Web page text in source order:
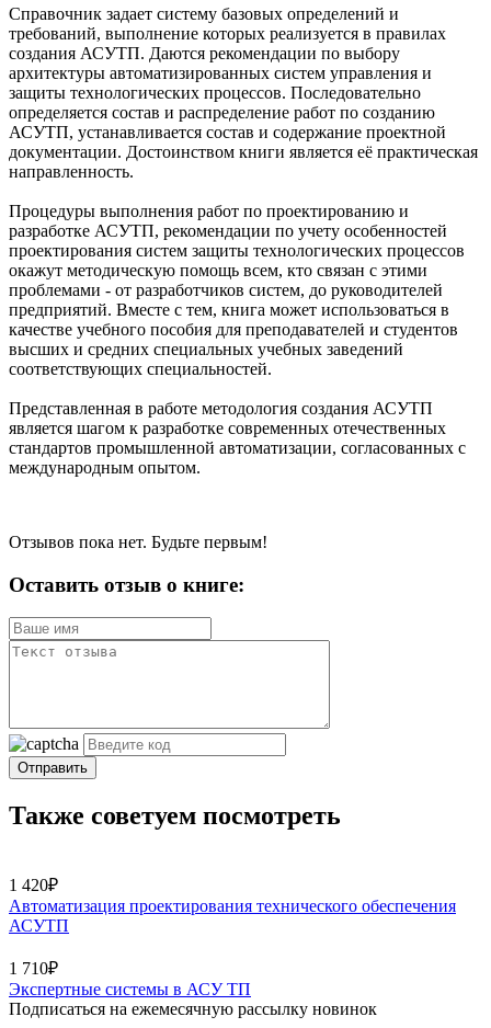
Справочник задает систему базовых определений и
требований, выполнение которых реализуется в правилах
создания АСУТП. Даются рекомендации по выбору
архитектуры автоматизированных систем управления и
защиты технологических процессов. Последовательно
определяется состав и распределение работ по созданию
АСУТП, устанавливается состав и содержание проектной
документации. Достоинством книги является её практическая
направленность.
Процедуры выполнения работ по проектированию и
разработке АСУТП, рекомендации по учету особенностей
проектирования систем защиты технологических процессов
окажут методическую помощь всем, кто связан с этими
проблемами - от разработчиков систем, до руководителей
предприятий. Вместе с тем, книга может использоваться в
качестве учебного пособия для преподавателей и студентов
высших и средних специальных учебных заведений
соответствующих специальностей.
Представленная в работе методология создания АСУТП
является шагом к разработке современных отечественных
стандартов промышленной автоматизации, согласованных с
международным опытом.
Отзывов пока нет. Будьте первым!
Оставить отзыв о книге:
Отправить
Также советуем посмотреть
1 420₽
Автоматизация проектирования технического обеспечения
АСУТП
1 710₽
Экспертные системы в АСУ ТП
Подписаться на ежемесячную рассылку новинок